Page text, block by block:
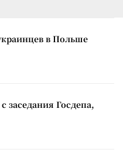
в Польше
заседания Госдепа,